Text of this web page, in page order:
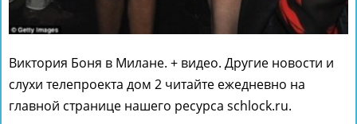
Виктория Боня в Милане. + видео. Другие новости и
слухи телепроекта дом 2 читайте ежедневно на
главной странице нашего ресурса schlock.ru.